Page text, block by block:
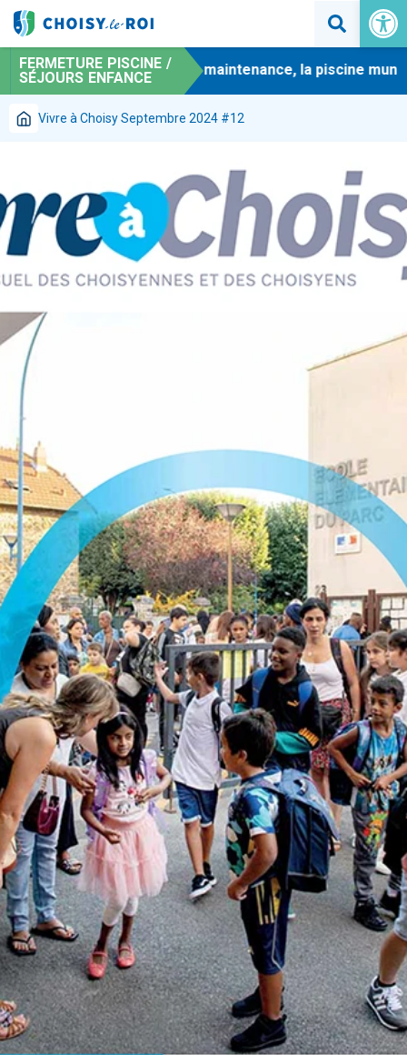
Ouvrir
FERMETURE PISCINE /
SÉJOURS ENFANCE
-En raison de travaux de maintenance, la piscine
Vivre à Choisy Septembre 2024 #12